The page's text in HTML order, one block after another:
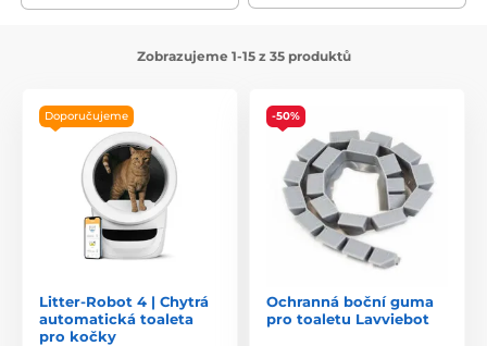
Zobrazujeme 1-15 z 35 produktů
Doporučujeme
Litter-Robot 4 | Chytrá
automatická toaleta
pro kočky
-50%
Ochranná boční guma
pro toaletu Lavviebot